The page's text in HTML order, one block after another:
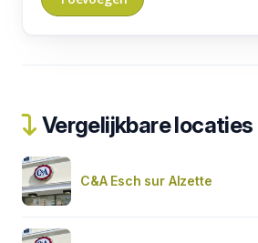
Vergelijkbare locaties
C&A Esch sur Alzette